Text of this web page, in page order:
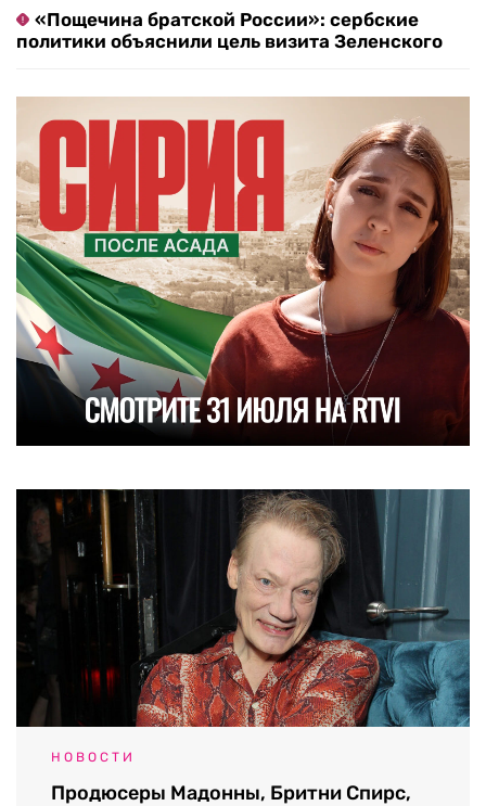
«Пощечина братской России»: сербские
политики объяснили цель визита Зеленского
НОВОСТИ
Продюсеры Мадонны, Бритни Спирс,